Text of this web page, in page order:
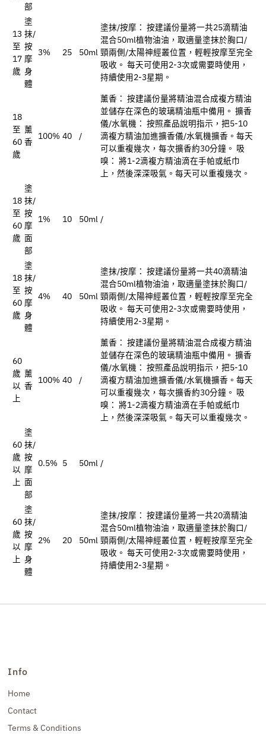
部
13
至
17
歲
塗
抹/
按
摩
身
體
3% 25 50ml
塗抹/按摩： 按建議份量將一共25滴精油
混合50ml植物油油，取適量塗抹於胸口/
頸兩側/太陽神經叢位置，輕輕按摩至完全
吸收。 每天可使用2-3次或需要時使用，
持續使用2-3星期。
18
至
60
歲
薰
香
100% 40 /
薰香： 按建議份量將精油混合成複方精油
並儲存在深色的玻璃精油瓶中備用。 擴香
儀/水氧機： 按照產品說明指示，把5-10
滴複方精油加進擴香儀/水氧機擴香。每天
可以重複幾次，每次擴香約30分鐘。 吸
嗅： 將1-2滴複方精油滴在手帕或紙巾
上，然後深深吸氣。每天可以重複幾次。
18
至
60
歲
塗
抹/
按
摩
面
部
1% 10 50ml /
18
至
60
歲
塗
抹/
按
摩
身
體
4% 40 50ml
塗抹/按摩： 按建議份量將一共40滴精油
混合50ml植物油油，取適量塗抹於胸口/
頸兩側/太陽神經叢位置，輕輕按摩至完全
吸收。 每天可使用2-3次或需要時使用，
持續使用2-3星期。
60
歲
以
上
薰
香
100% 40 /
薰香： 按建議份量將精油混合成複方精油
並儲存在深色的玻璃精油瓶中備用。 擴香
儀/水氧機： 按照產品說明指示，把5-10
滴複方精油加進擴香儀/水氧機擴香。每天
可以重複幾次，每次擴香約30分鐘。 吸
嗅： 將1-2滴複方精油滴在手帕或紙巾
上，然後深深吸氣。每天可以重複幾次。
60
歲
以
上
塗
抹/
按
摩
面
部
0.5% 5 50ml /
60
歲
以
上
塗
抹/
按
摩
身
體
2% 20 50ml
塗抹/按摩： 按建議份量將一共20滴精油
混合50ml植物油油，取適量塗抹於胸口/
頸兩側/太陽神經叢位置，輕輕按摩至完全
吸收。 每天可使用2-3次或需要時使用，
持續使用2-3星期。
Info
Home
Contact
Terms & Conditions